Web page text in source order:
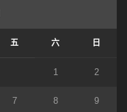
五 六 日
1 2
7 8 9